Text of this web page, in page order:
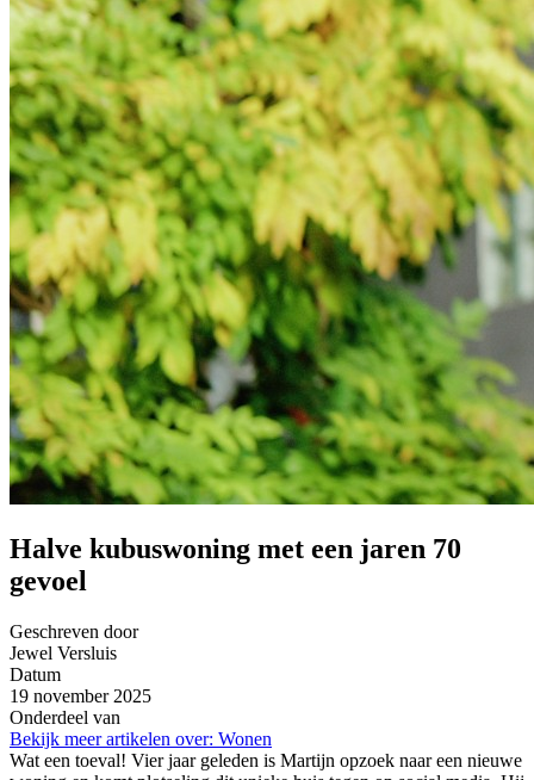
Halve kubuswoning met een jaren 70
gevoel
Geschreven door
Jewel Versluis
Datum
19 november 2025
Onderdeel van
Bekijk meer artikelen over: Wonen
Wat een toeval! Vier jaar geleden is Martijn opzoek naar een nieuwe